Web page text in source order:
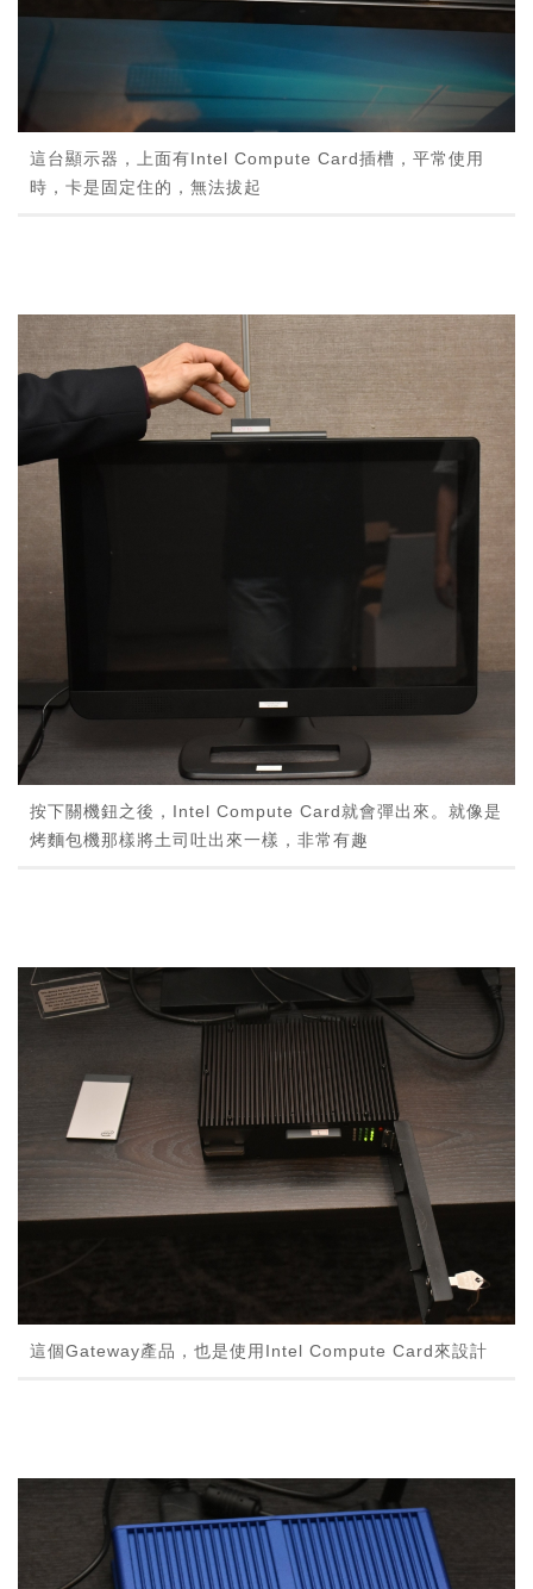
這台顯示器，上面有Intel Compute Card插槽，平常使用
時，卡是固定住的，無法拔起
按下關機鈕之後，Intel Compute Card就會彈出來。就像是
烤麵包機那樣將土司吐出來一樣，非常有趣
這個Gateway產品，也是使用Intel Compute Card來設計